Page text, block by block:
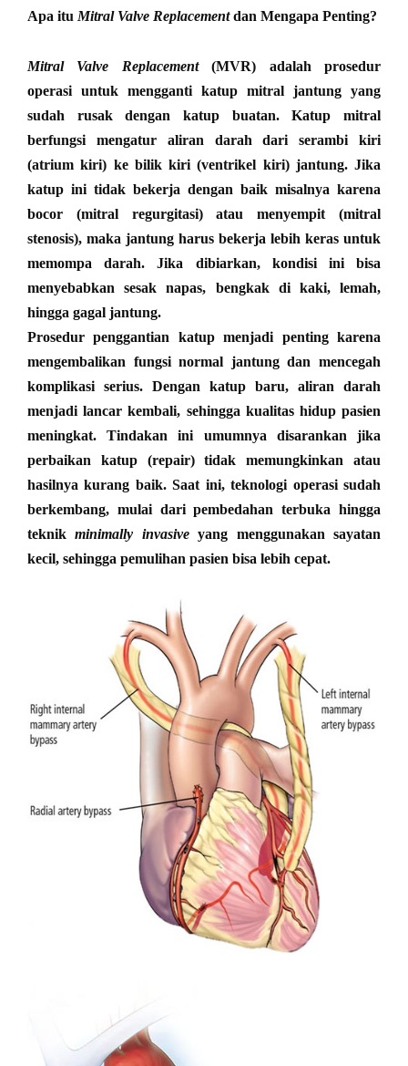
Apa itu Mitral Valve Replacementdan Mengapa Penting?
Mitral Valve Replacement(MVR) adalah prosedur
operasi untuk mengganti katup mitral jantung yang
sudah rusak dengan katup buatan. Katup mitral
berfungsi mengatur aliran darah dari serambi kiri
(atrium kiri) ke bilik kiri (ventrikel kiri) jantung. Jika
katup ini tidak bekerja dengan baik misalnya karena
bocor (mitral regurgitasi) atau menyempit (mitral
stenosis), maka jantung harus bekerja lebih keras untuk
memompa darah. Jika dibiarkan, kondisi ini bisa
menyebabkan sesak napas, bengkak di kaki, lemah,
hingga gagal jantung.
Prosedur penggantian katup menjadi penting karena
mengembalikan fungsi normal jantung dan mencegah
komplikasi serius. Dengan katup baru, aliran darah
menjadi lancar kembali, sehingga kualitas hidup pasien
meningkat. Tindakan ini umumnya disarankan jika
perbaikan katup (repair) tidak memungkinkan atau
hasilnya kurang baik. Saat ini, teknologi operasi sudah
berkembang, mulai dari pembedahan terbuka hingga
teknikminimally invasiveyang menggunakan sayatan
kecil, sehingga pemulihan pasien bisa lebih cepat.